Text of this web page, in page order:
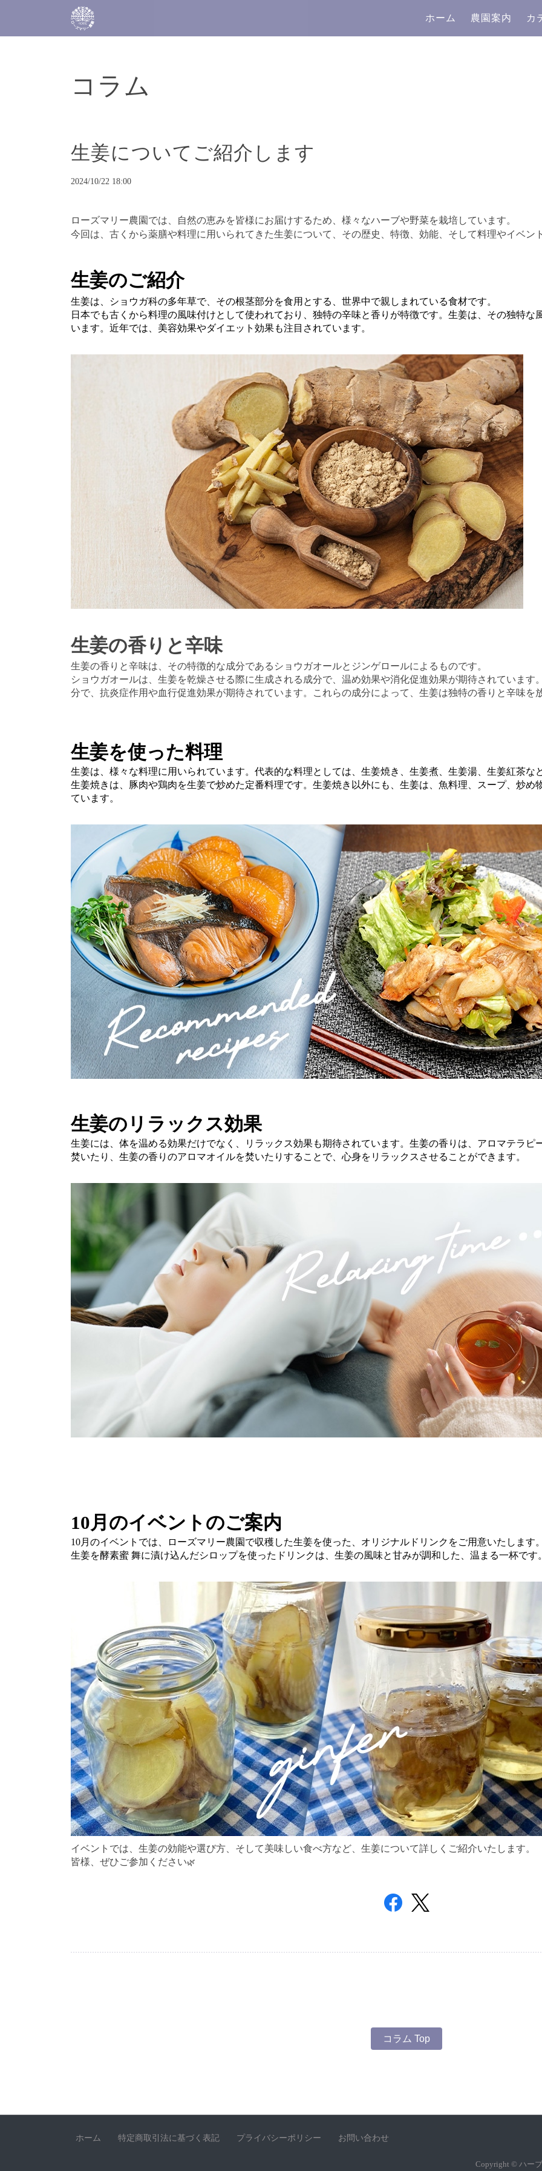
ホーム 農園案内 カ
コラム
生姜についてご紹介します
2024/10/22 18:00
ローズマリー農園では、自然の恵みを皆様にお届けするため、様々なハーブや野菜を栽培しています。
今回は、古くから薬膳や料理に用いられてきた生姜について、その歴史、特徴、効能、そして料理やイベン
生姜のご紹介
生姜は、ショウガ科の多年草で、その根茎部分を食用とする、世界中で親しまれている食材です。
日本でも古くから料理の風味付けとして使われており、独特の辛味と香りが特徴です。生姜は、その独特
います。近年では、美容効果やダイエット効果も注目されています。
生姜の香りと辛味
生姜の香りと辛味は、その特徴的な成分であるショウガオールとジンゲロールによるものです。
ショウガオールは、生姜を乾燥させる際に生成される成分で、温め効果や消化促進効果が期待されていま
分で、抗炎症作用や血行促進効果が期待されています。これらの成分によって、生姜は独特の香りと辛味を
生姜を使った料理
生姜は、様々な料理に用いられています。代表的な料理としては、生姜焼き、生姜煮、生姜湯、生姜紅茶な
生姜焼きは、豚肉や鶏肉を生姜で炒めた定番料理です。生姜焼き以外にも、生姜は、魚料理、スープ、炒め
ています。
生姜のリラックス効果
生姜には、体を温める効果だけでなく、リラックス効果も期待されています。生姜の香りは、アロマテラピ
焚いたり、生姜の香りのアロマオイルを焚いたりすることで、心身をリラックスさせることができます。
10月のイベントのご案内
10月のイベントでは、ローズマリー農園で収穫した生姜を使った、オリジナルドリンクをご用意いたします
生姜を酵素蜜 舞に漬け込んだシロップを使ったドリンクは、生姜の風味と甘みが調和した、温まる一杯です
イベントでは、生姜の効能や選び方、そして美味しい食べ方など、生姜について詳しくご紹介いたします。
皆様、ぜひご参加ください🌿
コラム Top
ホーム 特定商取引法に基づく表記 プライバシーポリシー お問い合わせ
Copyright © ハー